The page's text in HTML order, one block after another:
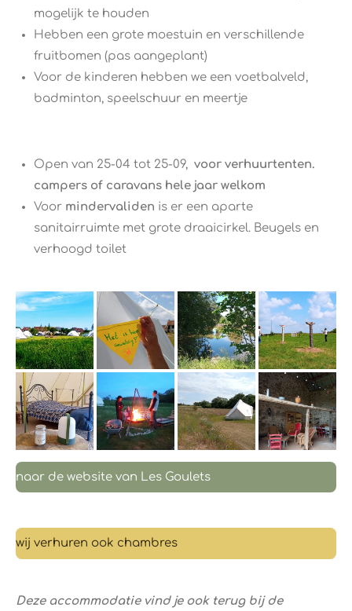
mogelijk te houden
Hebben een grote moestuin en verschillende
fruitbomen (pas aangeplant)
Voor de kinderen hebben we een voetbalveld,
badminton, speelschuur en meertje
Open van 25-04 tot 25-09, voor verhuurtenten.
campers of caravans hele jaar welkom
Voor mindervaliden is er een aparte
sanitairruimte met grote draaicirkel. Beugels en
verhoogd toilet
naar de website van Les Goulets
wij verhuren ook chambres
Deze accommodatie vind je ook terug bij de